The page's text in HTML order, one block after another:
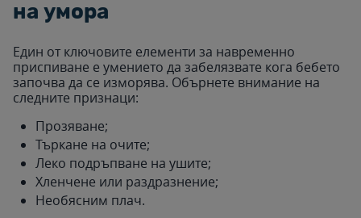
на умора
Един от ключовите елементи за навременно
приспиване е умението да забелязвате кога бебето
започва да се изморява. Обърнете внимание на
следните признаци:
Прозяване;
Търкане на очите;
Леко подръпване на ушите;
Хленчене или раздразнение;
Необясним плач.